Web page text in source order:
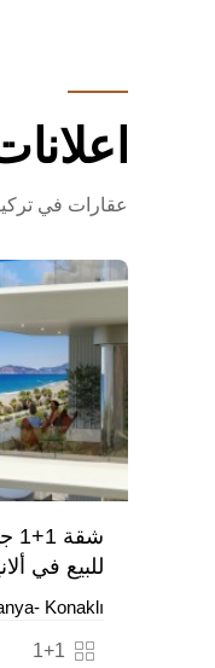
عقارات في
للبيع في
Konaklı
1+1